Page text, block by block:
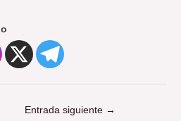
Entrada siguiente →